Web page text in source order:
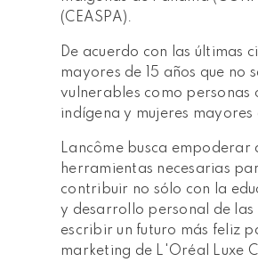
(CEASPA).
De acuerdo con las últimas
mayores de 15 años que no
vulnerables como
indígena y mujeres
Lancôme busca empoderar
herramientas necesarias
contribuir no sólo con la
y desarrollo personal de las
escribir un futuro más feliz
marketing de L'Oréal Luxe